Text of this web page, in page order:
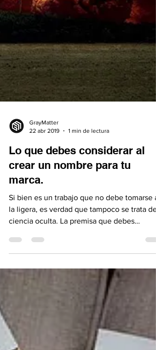
22 abr 2019
1 min de lectura
Lo que debes considerar al
crear un nombre para tu
marca.
Si bien es un trabajo que no debe tomarse a
la ligera, es verdad que tampoco se trata de
ciencia oculta. La premisa que debes